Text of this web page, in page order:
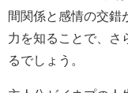
間関係と感情の交錯
力を知ることで、さ
るでしょう。